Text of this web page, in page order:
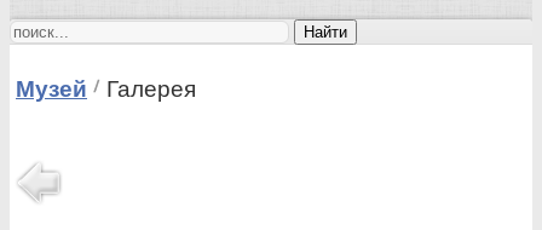
Найти
Музей Галерея